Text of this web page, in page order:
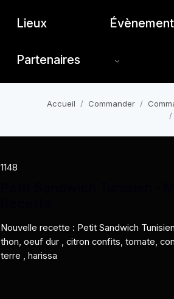
Lieux
Partenaires
Accueil Commander
1148
Nouvelle recette : Petit Sandwich
thon, oeuf dur , citron confits, tomate,
terre , harissa